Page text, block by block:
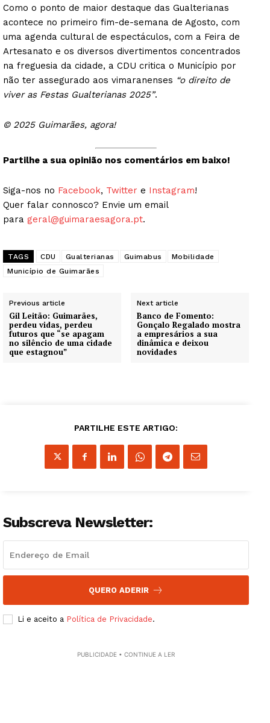
Como o ponto de maior destaque das Gualterianas
acontece no primeiro fim-de-semana de Agosto, com
uma agenda cultural de espectáculos, com a Feira de
Artesanato e os diversos divertimentos concentrados
na freguesia da cidade, a CDU critica o Município por
não ter assegurado aos vimaranenses “o direito de
viver as Festas Gualterianas 2025”.
© 2025 Guimarães, agora!
Partilhe a sua opinião nos comentários em baixo!
Siga-nos no Facebook, Twitter e Instagram!
Quer falar connosco? Envie um email
para geral@guimaraesagora.pt.
TAGS CDU Gualterianas Guimabus
Mobilidade
Município de Guimarães
Previous article
Gil Leitão: Guimarães,
perdeu vidas, perdeu
futuros que “se apagam
no silêncio de uma cidade
que estagnou”
Next article
Banco de Fomento:
Gonçalo Regalado mostra
a empresários a sua
dinâmica e deixou
novidades
PARTILHE ESTE ARTIGO:
Subscreva Newsletter:
QUERO ADERIR
Li e aceito a Política de Privacidade.
PUBLICIDADE • CONTINUE A LER